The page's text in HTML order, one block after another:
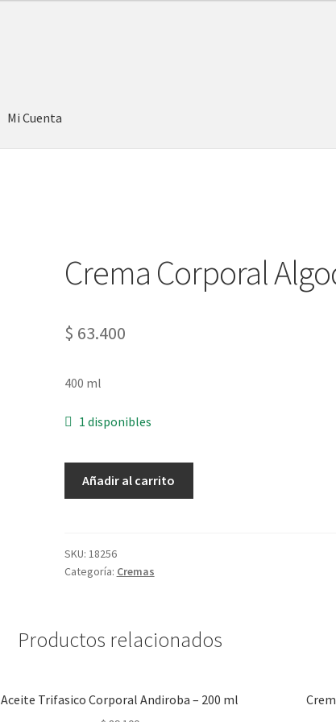
Mi Cuenta
Crema Corporal
$ 63.400
400 ml
1 disponibles
400
ml
Añadir al carrito
SKU: 18256
Categoría: Cremas
Productos relacionados
Aceite Trifasico Corporal Andiroba – 200 ml